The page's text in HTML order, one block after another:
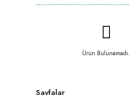
Ürün Bulunamadı.
Sayfalar